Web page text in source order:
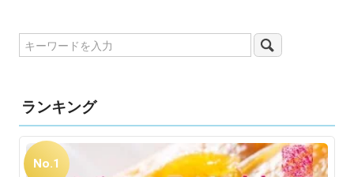
ランキング
No.1